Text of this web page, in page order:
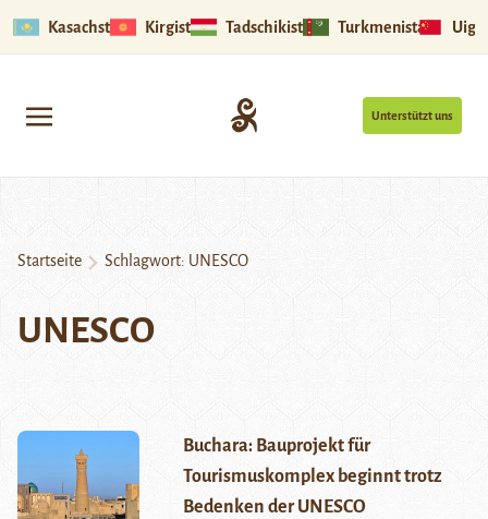
Kasachstan Kirgistan Tadschikistan Turkmenistan
Unterstützt uns
Startseite Schlagwort: UNESCO
UNESCO
Buchara: Bauprojekt für
Tourismuskomplex beginnt trotz
Bedenken der UNESCO